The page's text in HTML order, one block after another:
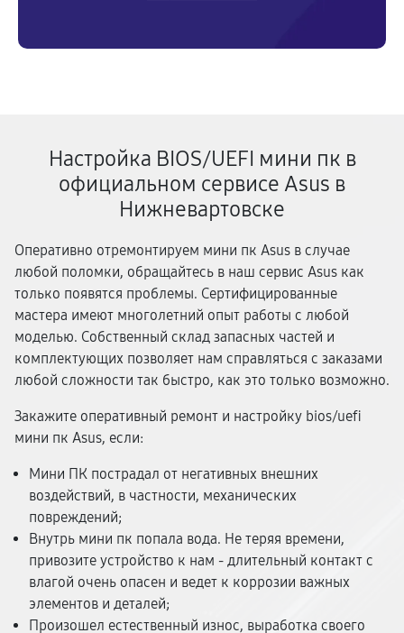
Настройка BIOS/UEFI мини пк в
официальном сервисе Asus в
Нижневартовске
Оперативно отремонтируем мини пк Asus в случае
любой поломки, обращайтесь в наш сервис Asus как
только появятся проблемы. Сертифицированные
мастера имеют многолетний опыт работы с любой
моделью. Собственный склад запасных частей и
комплектующих позволяет нам справляться с заказами
любой сложности так быстро, как это только возможно.
Закажите оперативный ремонт и настройку bios/uefi
мини пк Asus, если:
Мини ПК пострадал от негативных внешних
воздействий, в частности, механических
повреждений;
Внутрь мини пк попала вода. Не теряя времени,
привозите устройство к нам - длительный контакт с
влагой очень опасен и ведет к коррозии важных
элементов и деталей;
Произошел естественный износ, выработка своего